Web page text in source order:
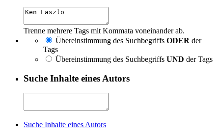
Trenne mehrere Tags mit Kommata voneinander ab.
Übereinstimmung des Suchbegriffs ODER der
Tags
Übereinstimmung des Suchbegriffs UND der Tags
Suche Inhalte eines Autors
Suche Inhalte eines Autors